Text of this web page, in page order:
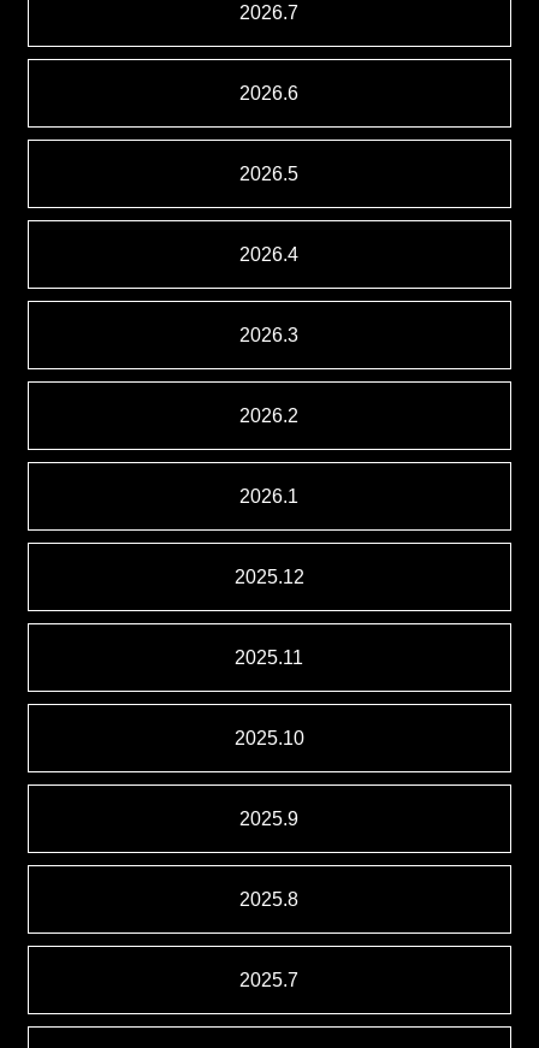
2026.7
2026.6
2026.5
2026.4
2026.3
2026.2
2026.1
2025.12
2025.11
2025.10
2025.9
2025.8
2025.7